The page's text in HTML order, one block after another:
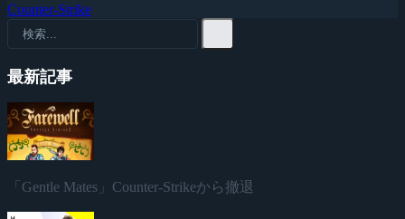
Counter-Strike
最新記事
「Gentle Mates」Counter-Strikeから撤退